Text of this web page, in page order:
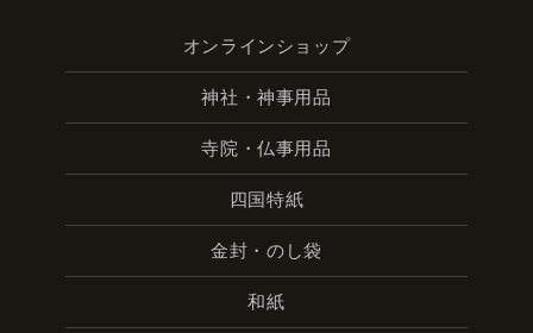
オンラインショップ
神社・神事用品
寺院・仏事用品
四国特紙
金封・のし袋
和紙